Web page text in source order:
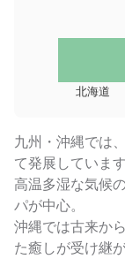
北海道
九州・沖縄では
て発展しています
高温多湿な気候
パが中心。
沖縄では古来か
た癒しが受け継